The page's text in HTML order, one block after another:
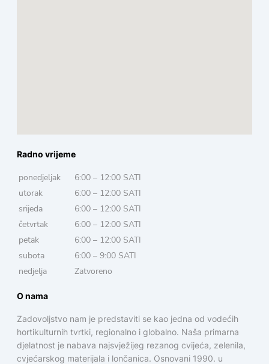
Radno vrijeme
ponedjeljak
6:00 – 12:00 SATI
utorak
6:00 – 12:00 SATI
srijeda
6:00 – 12:00 SATI
četvrtak
6:00 – 12:00 SATI
petak
6:00 – 12:00 SATI
subota
6:00 – 9:00 SATI
nedjelja
Zatvoreno
O nama
Zadovoljstvo nam je predstaviti se kao jedna od vodećih
hortikulturnih tvrtki, regionalno i globalno. Naša primarna
djelatnost je nabava najsvježijeg rezanog cvijeća, zelenila,
cvjećarskog materijala i lončanica. Osnovani 1990. u